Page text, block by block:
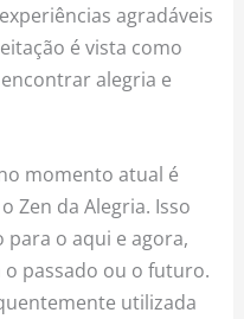
agradáveis
é vista como
alegria e
momento atual é
Zen da Alegria. Isso
o aqui e agora,
passado ou o futuro.
utilizada